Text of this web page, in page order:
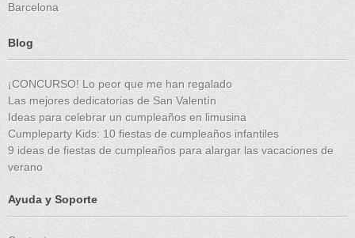
Barcelona
Blog
¡CONCURSO! Lo peor que me han regalado
Las mejores dedicatorias de San Valentín
Ideas para celebrar un cumpleaños en limusina
Cumpleparty Kids: 10 fiestas de cumpleaños infantiles
9 ideas de fiestas de cumpleaños para alargar las vacaciones de
verano
Ayuda y Soporte